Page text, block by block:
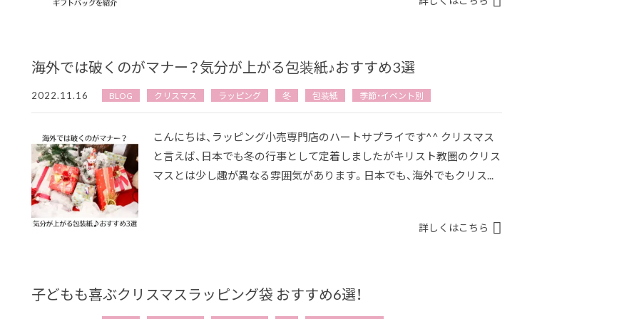
海外では破くのがマナー？気分が上がる包装紙♪おすすめ3選
2022.11.16 BLOG クリスマス ラッピング 冬 包装紙 季節・イベント別
こんにちは、ラッピング小売専門店のハートサプライです^^ クリスマス
と言えば、日本でも冬の行事として定着しましたがキリスト教圏のクリス
マスとは少し趣が異なる雰囲気があります。日本でも、海外でもクリス...
詳しくはこちら
子どもも喜ぶクリスマスラッピング袋 おすすめ6選！